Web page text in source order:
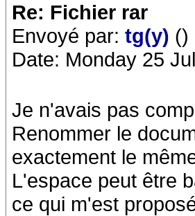
Re: Fichier rar
Envoyé par: tg(y) ()
Date: Monday 25
Je n'avais pas
Renommer le
exactement le
L'espace peut être
ce qui m'est